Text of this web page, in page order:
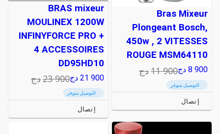
Bras Mixeur
Plongeant Bosch,
450w , 2 VITESSES
ROUGE MSM64110
8 900 دج11 900دج
التوصيل متوفر
إتصال
BRAS mixeur
MOULINEX 1200W
INFINYFORCE PRO +
4 ACCESSOIRES
DD95HD10
21 900 دج23 900دج
التوصيل متوفر
إتصال